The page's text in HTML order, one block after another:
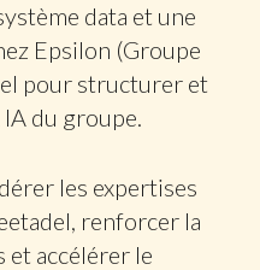
data et une
Epsilon (Groupe
pour structurer et
du groupe.
les expertises
renforcer la
et accélérer le